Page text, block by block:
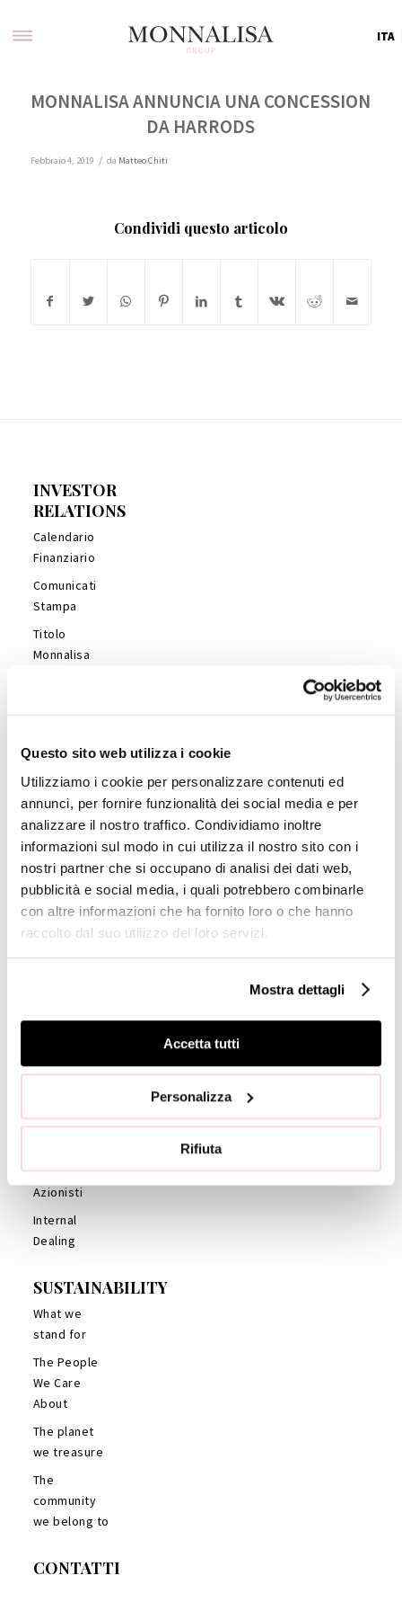
Questo sito web utilizza i cookie
Utilizziamo i cookie per personalizzare contenuti ed
annunci, per fornire funzionalità dei social media e per
analizzare il nostro traffico. Condividiamo inoltre
informazioni sul modo in cui utilizza il nostro sito con i
nostri partner che si occupano di analisi dei dati web,
pubblicità e social media, i quali potrebbero combinarle
con altre informazioni che ha fornito loro o che hanno
raccolto dal suo utilizzo dei loro servizi.
Mostra dettagli
Accetta tutti
Personalizza
Rifiuta
ITA
MONNALISA ANNUNCIA UNA CONCESSION
DA HARRODS
Febbraio 4, 2019 / da Matteo Chiti
Condividi questo articolo
INVESTOR
RELATIONS
Calendario
Finanziario
Comunicati
Stampa
Titolo
Monnalisa
Presentations
Copertura
Analisti
Company
Profile
GOVERNANCE
Consiglio di
Amministrazione
Statuto
Condotta
revisione
Assemblea
Azionisti
Internal
Dealing
SUSTAINABILITY
What we
stand for
The People
We Care
About
The planet
we treasure
The
community
we belong to
CONTATTI